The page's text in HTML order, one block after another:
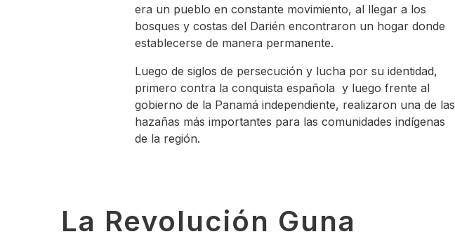
era un pueblo en constante movimiento, al llegar a los
bosques y costas del Darién encontraron un hogar donde
establecerse de manera permanente.
Luego de siglos de persecución y lucha por su identidad,
primero contra la conquista española y luego frente al
gobierno de la Panamá independiente, realizaron una de las
hazañas más importantes para las comunidades indígenas
de la región.
La Revolución Guna